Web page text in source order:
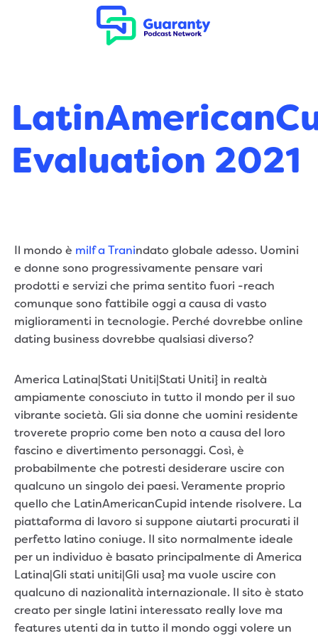
Evaluation 2021
Il mondo è milf a Tranindato globale adesso. Uomini
e donne sono progressivamente pensare vari
prodotti e servizi che prima sentito fuori -reach
comunque sono fattibile oggi a causa di vasto
miglioramenti in tecnologie. Perché dovrebbe online
dating business dovrebbe qualsiasi diverso?
America Latina|Stati Uniti|Stati Uniti} in realtà
ampiamente conosciuto in tutto il mondo per il suo
vibrante società. Gli sia donne che uomini residente
troverete proprio come ben noto a causa del loro
fascino e divertimento personaggi. Così, è
probabilmente che potresti desiderare uscire con
qualcuno un singolo dei paesi. Veramente proprio
quello che LatinAmericanCupid intende risolvere. La
piattaforma di lavoro si suppone aiutarti procurati il
perfetto latino coniuge. Il sito normalmente ideale
per un individuo è basato principalmente di America
Latina|Gli stati uniti|Gli usa} ma vuole uscire con
qualcuno di nazionalità internazionale. Il sito è stato
creato per single latini interessato really love ma
features utenti da in tutto il mondo oggi volere un